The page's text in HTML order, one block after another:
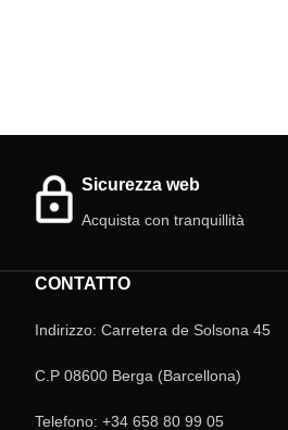
Sicurezza web
Acquista con tranquillità
CONTATTO
Indirizzo: Carretera de Solsona 45
C.P 08600 Berga (Barcellona)
Telefono: +34 658 80 99 05